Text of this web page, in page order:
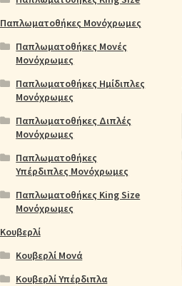
Παπλωματοθήκες Μονόχρωμες
Παπλωματοθήκες Μονές
Μονόχρωμες
Παπλωματοθήκες Ημίδιπλες
Μονόχρωμες
Παπλωματοθήκες Διπλές
Μονόχρωμες
Παπλωματοθήκες
Υπέρδιπλες Μονόχρωμες
Παπλωματοθήκες King Size
Μονόχρωμες
Κουβερλί
Κουβερλί Μονά
Κουβερλί Υπέρδιπλα